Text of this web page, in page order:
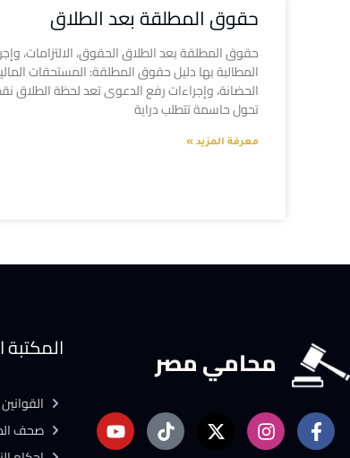
حقوق المطلقة بعد الطلاق
حقوق المطلقة بعد الطلاق الحقوق، الالتزامات،
المطالبة بها دليل حقوق المطلقة: المستحقات
الحضانة، وإجراءات رفع الدعوى تعد لحظة الطلاق
تحول حاسمة تتطلب دراية
معرفة المزيد »
محامي مصر المكتبة
صحف